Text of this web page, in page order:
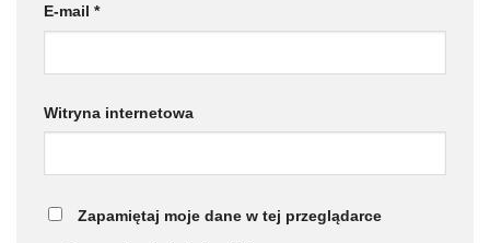
E-mail *
Witryna internetowa
Zapamiętaj moje dane w tej przeglądarce